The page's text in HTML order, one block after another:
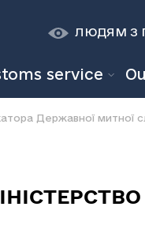
ЛЮДЯМ З
service
Державної митної